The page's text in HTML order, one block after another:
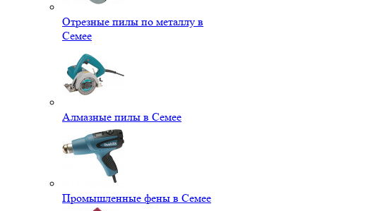
Отрезные пилы по металлу в
Семее
Алмазные пилы в Семее
Промышленные фены в Семее